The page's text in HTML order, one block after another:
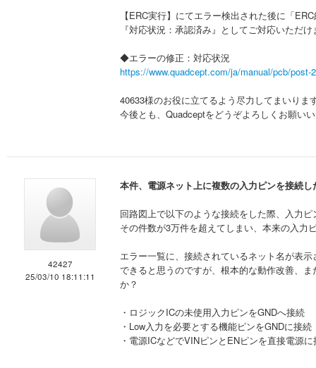
【ERC実行】にてエラー検出された後に「
『対応状況：承認済み』としてご対応いただ
◆エラーの修正：対応状況
https://www.quadcept.com/ja/manual/pcb/post-
40633様のお役に立てるよう尽力してまいりま
今後とも、Quadceptをどうぞよろしくお願い
42427
25/03/10 18:11:11
本件、電源ネット上に複数の入力ピンを接続
回路図上で以下のような接続をした際、入力
その件数が3万件を超えてしまい、本来の入力
エラー一覧に、接続されているネット名が表
できると思うのですが、根本的な動作改善、
か？
・ロジックICの未使用入力ピンをGNDへ接続
・Low入力を必要とする機能ピンをGNDに接続
・電源ICなどでVINピンとENピンを直接電源に